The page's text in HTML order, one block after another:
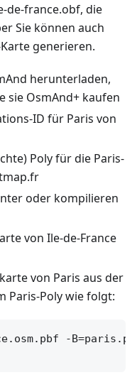
de-france.obf, die
Sie können auch
generieren.
herunterladen,
sie OsmAnd+ kaufen
ID für Paris von
Poly für die Paris-
oder kompilieren
von Ile-de-France
von Paris aus der
Paris-Poly wie folgt:
-